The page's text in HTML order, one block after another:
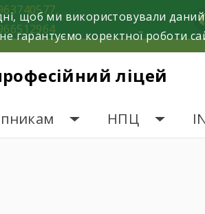
ліцей
НПЦ
щоб ми використовували
коректної роботи